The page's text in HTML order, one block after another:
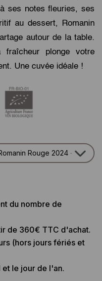
ses notes fleuries, ses
au dessert, Romanin
autour de la table.
plonge votre
Une cuvée idéale !
du nombre de
de 360€ TTC d'achat.
(hors jours fériés et
le jour de l'an.